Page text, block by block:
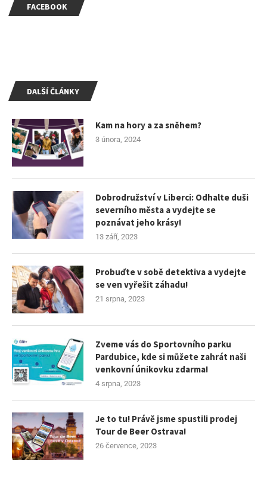
DALŠÍ ČLÁNKY
Kam na hory a za sněhem?
3 února, 2024
Dobrodružství v Liberci: Odhalte duši
severního města a vydejte se
poznávat jeho krásy!
13 září, 2023
Probuďte v sobě detektiva a vydejte
se ven vyřešit záhadu!
21 srpna, 2023
Zveme vás do Sportovního parku
Pardubice, kde si můžete zahrát naši
venkovní únikovku zdarma!
4 srpna, 2023
Je to tu! Právě jsme spustili prodej
Tour de Beer Ostrava!
26 července, 2023
FACEBOOK